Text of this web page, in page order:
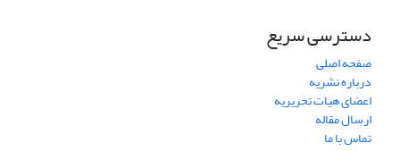
دسترسی سریع
صفحه اصلی
درباره نشریه
اعضای هیات تحریریه
ارسال مقاله
تماس با ما